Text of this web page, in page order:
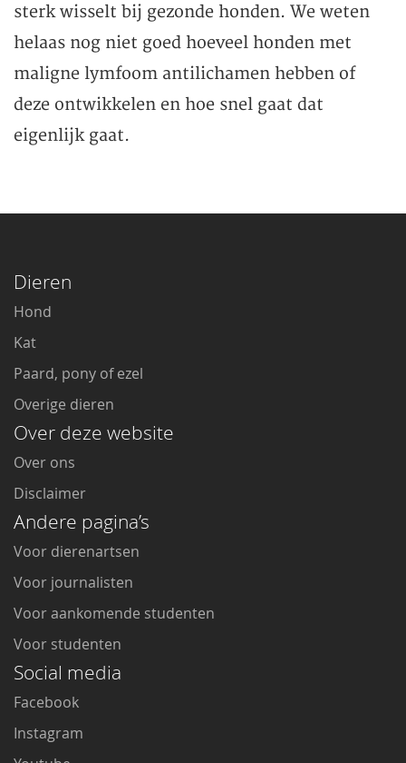
sterk wisselt bij gezonde honden. We weten
helaas nog niet goed hoeveel honden met
maligne lymfoom antilichamen hebben of
deze ontwikkelen en hoe snel gaat dat
eigenlijk gaat.
Dieren
Hond
Kat
Paard, pony of ezel
Overige dieren
Over deze website
Over ons
Disclaimer
Andere pagina’s
Voor dierenartsen
Voor journalisten
Voor aankomende studenten
Voor studenten
Social media
Facebook
Instagram